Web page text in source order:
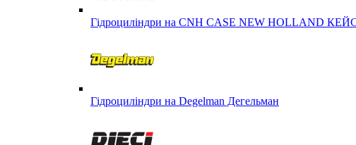
Гідроциліндри на CNH CASE NEW HOLLAND
Гідроциліндри на Degelman Дегельман